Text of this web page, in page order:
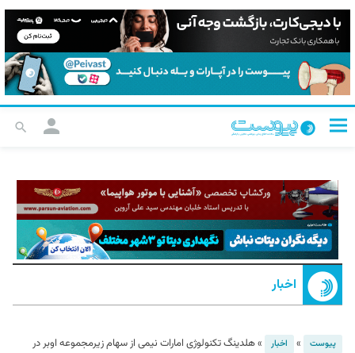
اخبار
پیوست » اخبار »هلدینگ تکنولوژی امارات نیمی از سهام زیرمجموعه اوبر در